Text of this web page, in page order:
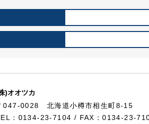
)オオツカ
047-0028 北海道小樽市相生町8-15
：0134-23-7104 / FAX：0134-23-